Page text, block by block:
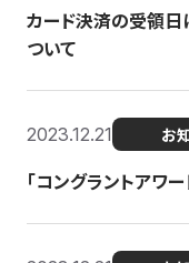
カード決済の受領
ついて
2023.12.21 お
「コングラントアワ